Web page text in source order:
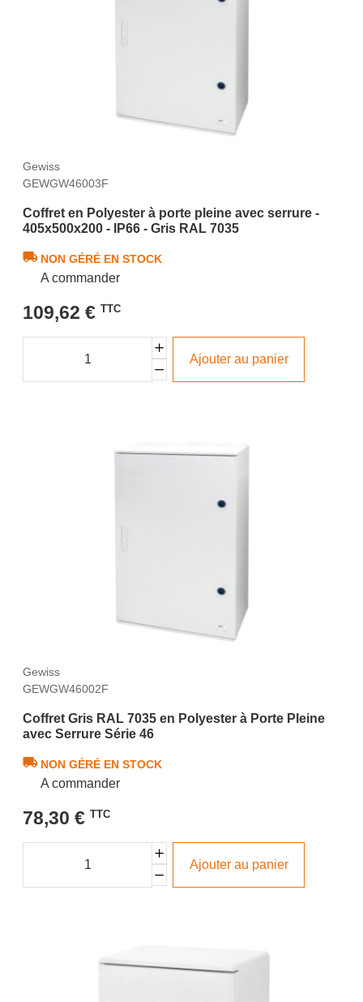
Gewiss
GEWGW46003F
Coffret en Polyester à porte pleine avec serrure -
405x500x200 - IP66 - Gris RAL 7035
NON GÉRÉ EN STOCK
A commander
109,62 € TTC
Ajouter au panier
Gewiss
GEWGW46002F
Coffret Gris RAL 7035 en Polyester à Porte Pleine
avec Serrure Série 46
NON GÉRÉ EN STOCK
A commander
78,30 € TTC
Ajouter au panier